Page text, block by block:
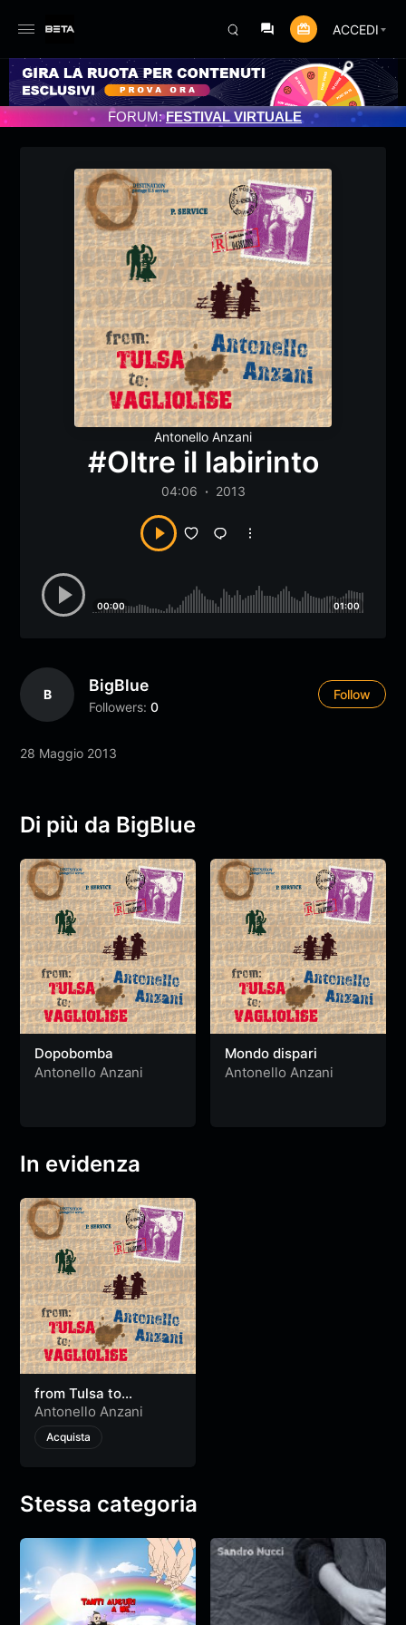
ACCEDI
PROGRAMMATO 3/07/2025
FORUM:FESTIVAL VIRTUALE
Antonello Anzani
#Oltre il labirinto
04:06 2013
00:00 01:00
B BigBlue
Followers: 0
Follow
28 Maggio 2013
Di più da BigBlue
Dopobomba
Antonello Anzani
Mondo dispari
Antonello Anzani
In evidenza
from Tulsa to
Vagliolise
Antonello Anzani
Acquista
Stessa categoria